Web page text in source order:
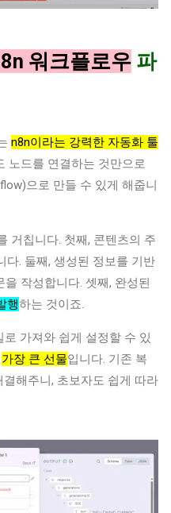
워크플로우 파
n8n이라는 강력한 자동화 툴
노드를 연결하는 것만으로
으로 만들 수 있게 해줍니
거칩니다. 첫째, 콘텐츠의 주
다. 둘째, 생성된 정보를 기반
을 작성합니다. 셋째, 완성된
행하는 것이죠.
가져와 쉽게 설정할 수 있
가장 큰 선물입니다. 기존 복
해주니, 초보자도 쉽게 따라